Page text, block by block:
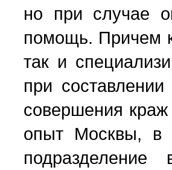
но при случае
помощь. Причем
так и
при
совершения
опыт Москвы, в